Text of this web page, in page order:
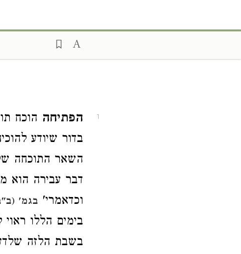
1 הפתיחה הוכח
בדור שיודע
השאר התוכחה
דבר עבירה הוא
וכדאמרי' בגמ'
בימים הללו
בשבת הלזה